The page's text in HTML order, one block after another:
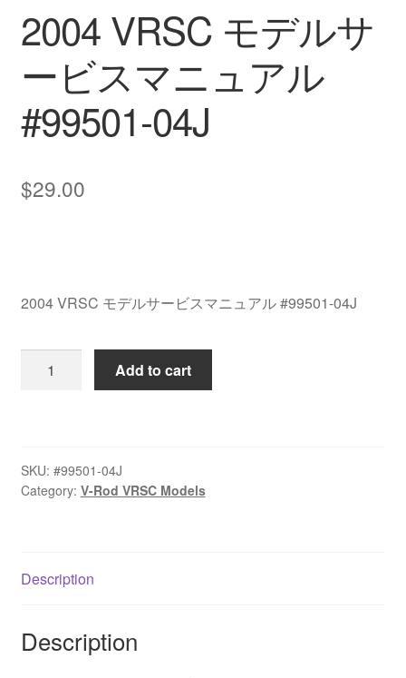
2004 VRSC モデルサ
ービスマニュアル
#99501-04J
$29.00
2004 VRSC モデルサービスマニュアル #99501-04J
2004
サ
ー
ニ
ア
ル
Add to cart
SKU: #99501-04J
Category: V-Rod VRSC Models
Description
Description